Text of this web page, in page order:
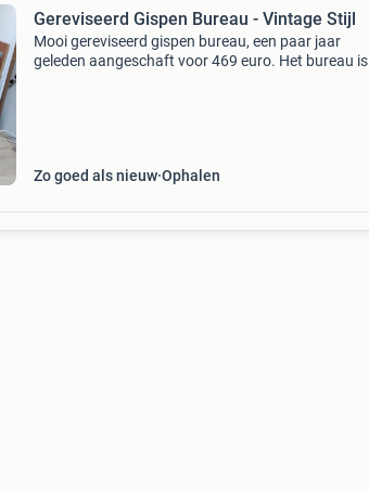
Gereviseerd Gispen Bureau - Vintage Stijl
Mooi gereviseerd gispen bureau, een paar jaar
geleden aangeschaft voor 469 euro. Het bureau is
Zo goed als nieuw Ophalen